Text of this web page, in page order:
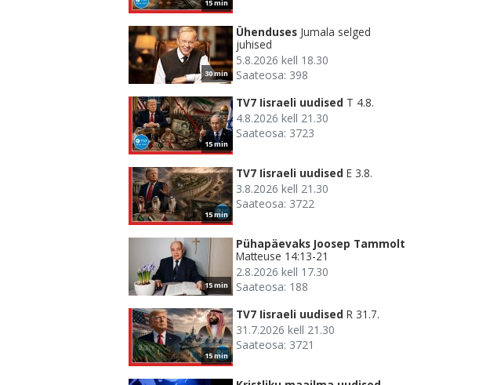
15 min
30 min
Ühenduses Jumala selged
juhised
5.8.2026 kell 18.30
Saateosa: 398
15 min
TV7 Iisraeli uudised T 4.8.
4.8.2026 kell 21.30
Saateosa: 3723
15 min
TV7 Iisraeli uudised E 3.8.
3.8.2026 kell 21.30
Saateosa: 3722
15 min
Pühapäevaks Joosep Tammolt
Matteuse 14:13-21
2.8.2026 kell 17.30
Saateosa: 188
15 min
TV7 Iisraeli uudised R 31.7.
31.7.2026 kell 21.30
Saateosa: 3721